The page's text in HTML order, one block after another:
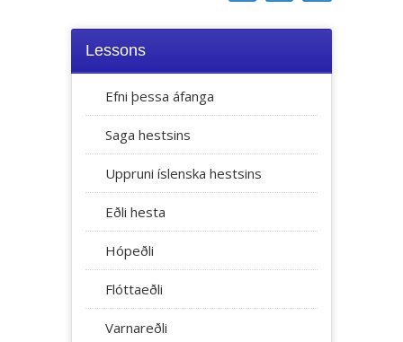
Lessons
Efni þessa áfanga
Saga hestsins
Uppruni íslenska hestsins
Eðli hesta
Hópeðli
Flóttaeðli
Varnareðli